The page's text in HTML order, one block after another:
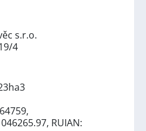
s.r.o.
4
RUIAN: